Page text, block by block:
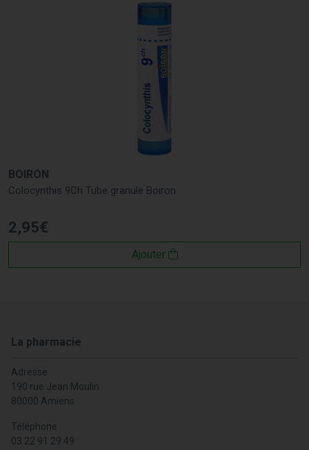
BOIRON
Colocynthis 9Ch Tube granule Boiron
2,95€
Ajouter
La pharmacie
Adresse
190 rue Jean Moulin
80000 Amiens
Téléphone
03 22 91 29 49